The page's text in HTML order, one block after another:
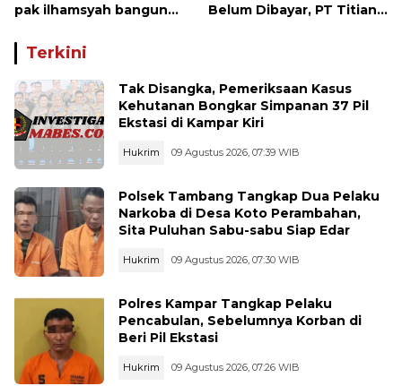
pak ilhamsyah bangun
dunia pendidikan kita
Belum Dibayar, PT Titian
Terkini
Tak Disangka, Pemeriksaan Kasus
Kehutanan Bongkar Simpanan 37 Pil
Ekstasi di Kampar Kiri
Hukrim 09 Agustus 2026, 07:39 WIB
Polsek Tambang Tangkap Dua Pelaku
Narkoba di Desa Koto Perambahan,
Sita Puluhan Sabu-sabu Siap Edar
Hukrim 09 Agustus 2026, 07:30 WIB
Polres Kampar Tangkap Pelaku
Pencabulan, Sebelumnya Korban di
Beri Pil Ekstasi
Hukrim 09 Agustus 2026, 07:26 WIB